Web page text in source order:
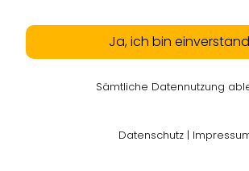
Ja, ich bin
Sämtliche Datennutzung
Datenschutz |